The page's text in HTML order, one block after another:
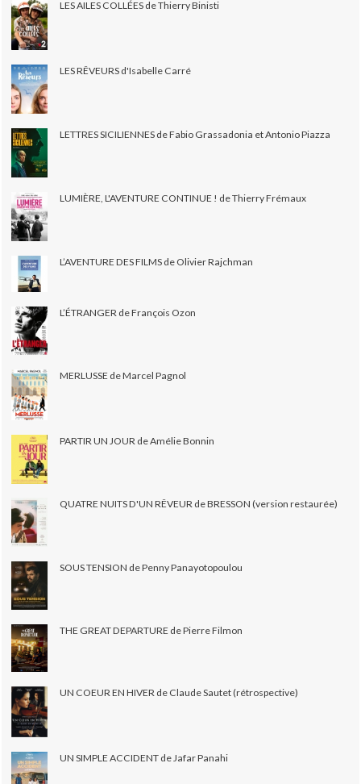
LES AILES COLLÉES de Thierry Binisti
LES RÊVEURS d'Isabelle Carré
LETTRES SICILIENNES de Fabio Grassadonia et Antonio Piazza
LUMIÈRE, L'AVENTURE CONTINUE ! de Thierry Frémaux
L’AVENTURE DES FILMS de Olivier Rajchman
L’ÉTRANGER de François Ozon
MERLUSSE de Marcel Pagnol
PARTIR UN JOUR de Amélie Bonnin
QUATRE NUITS D'UN RÊVEUR de BRESSON (version restaurée)
SOUS TENSION de Penny Panayotopoulou
THE GREAT DEPARTURE de Pierre Filmon
UN COEUR EN HIVER de Claude Sautet (rétrospective)
UN SIMPLE ACCIDENT de Jafar Panahi